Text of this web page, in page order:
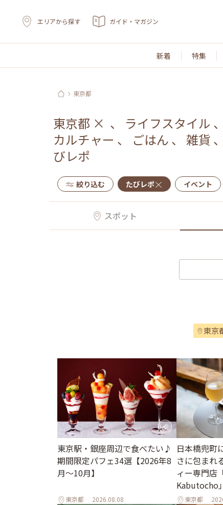
エリアから探す ガイド・マガジン
新着 特集
東京都
東京都 × 、 ライフスタイル 、
カルチャー 、 ごはん 、 雑貨 、
びレポ
絞り込む たびレポ イベント
スポット
東京
東京駅・銀座周辺で食べたい♪
期間限定パフェ34選【2026年8
月～10月】
東京都 2026.08.08
日本橋兜町
さに包まれ
ィー専門店
Kabutocho」
東京都